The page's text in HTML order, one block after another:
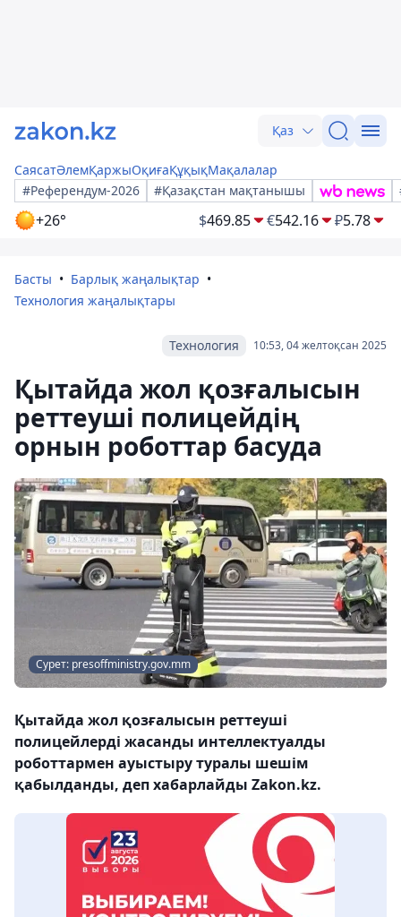
Қаз
СаясатӘлемҚаржыОқиғаҚұқықМақалалар
#Референдум-2026
#Қазақстан мақтанышы
+26° $469.85 €542.16 ₽5.78
Басты
Барлық жаңалықтар
Технология жаңалықтары
10:53, 04 желтоқсан 2025
Технология
Қытайда жол қозғалысын
реттеуші полицейдің
орнын роботтар басуда
Сурет: presoffministry.gov.mm
Қытайда жол қозғалысын реттеуші
полицейлерді жасанды интеллектуалды
роботтармен ауыстыру туралы шешім
қабылданды, деп хабарлайды Zakon.kz.